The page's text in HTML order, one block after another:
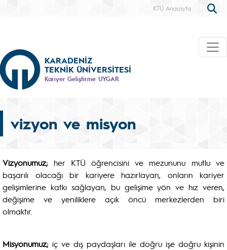
KTÜ Anasayfa
KARADENİZ
TEKNİK ÜNİVERSİTESİ
Kariyer Geliştirme UYGAR
vizyon ve misyon
Vizyonumuz; her KTÜ öğrencisini ve mezununu mutlu ve
başarılı olacağı bir kariyere hazırlayan, onların kariyer
gelişimlerine katkı sağlayan, bu gelişime yön ve hız veren,
değişime ve yeniliklere açık öncü merkezlerden biri
olmaktır.
Misyonumuz; iç ve dış paydaşları ile doğru işe doğru kişinin